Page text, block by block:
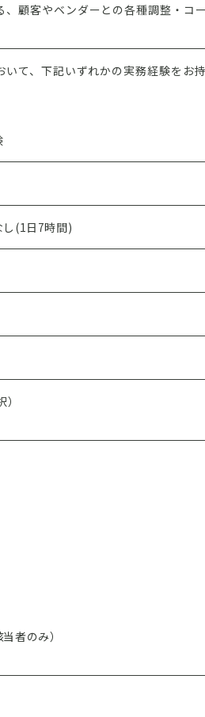
顧客やベンダーとの各種調整・コ
て、下記いずれかの実務経験をお
(1日7時間)
者のみ）